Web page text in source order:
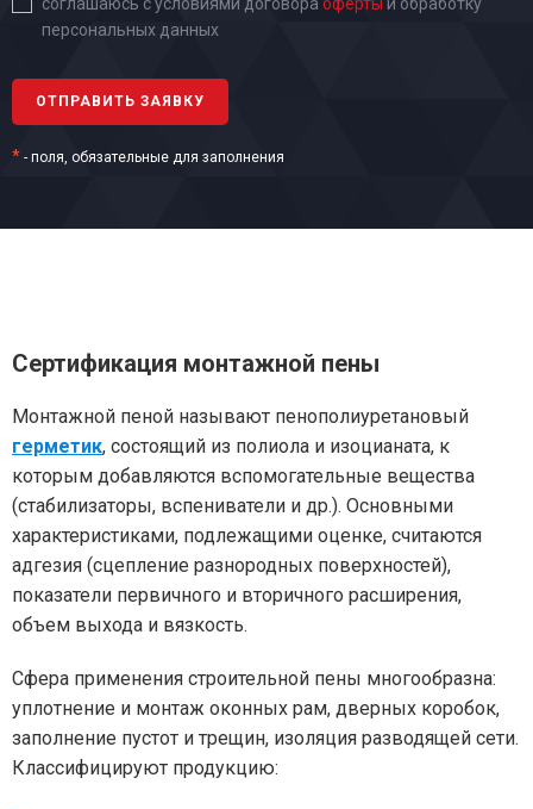
персональных данных
* - поля, обязательные для заполнения
Сертификация монтажной пены
Монтажной пеной называют пенополиуретановый
герметик, состоящий из полиола и изоцианата, к
которым добавляются вспомогательные вещества
(стабилизаторы, вспениватели и др.). Основными
характеристиками, подлежащими оценке, считаются
адгезия (сцепление разнородных поверхностей),
показатели первичного и вторичного расширения,
объем выхода и вязкость.
Сфера применения строительной пены многообразна:
уплотнение и монтаж оконных рам, дверных коробок,
заполнение пустот и трещин, изоляция разводящей сети.
Классифицируют продукцию: